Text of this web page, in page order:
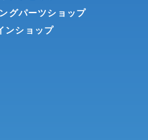
グパーツショップ
ンショップ